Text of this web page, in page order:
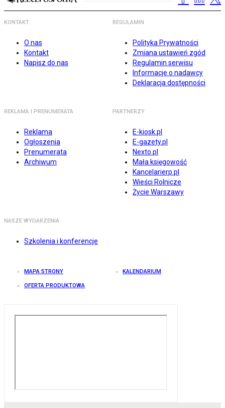
KONTAKT
O nas
Kontakt
Napisz do nas
REGULAMIN
Polityka Prywatności
Zmiana ustawień zgód
Regulamin serwisu
Informacje o nadawcy
Deklaracja dostępności
REKLAMA I PRENUMERATA
Reklama
Ogłoszenia
Prenumerata
Archiwum
PARTNERZY
E-kiosk.pl
E-gazety.pl
Nexto.pl
Mała księgowość
Kancelarierp.pl
Wieści Rolnicze
Życie Warszawy
NASZE WYDARZENIA
Szkolenia i konferencje
MAPA STRONY KALENDARIUM
OFERTA PRODUKTOWA